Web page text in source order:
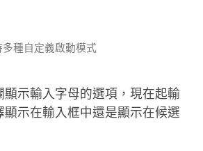
種自定義啟動模式
顯示輸入字母的選項，現在起輸
顯示在輸入框中還是顯示在候選